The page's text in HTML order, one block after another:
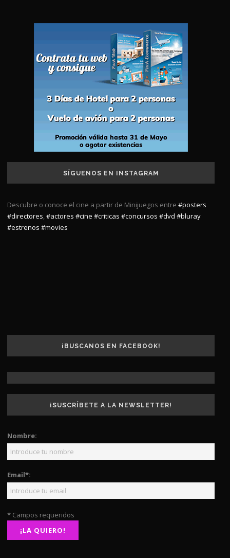
SÍGUENOS EN INSTAGRAM
Descubre o conoce el cine a partir de Minijuegos entre #posters
#directores,#actores #cine #criticas #concursos #dvd #bluray
#estrenos #movies
¡BUSCANOS EN FACEBOOK!
¡SUSCRÍBETE A LA NEWSLETTER!
Nombre:
Email*:
* Campos requeridos